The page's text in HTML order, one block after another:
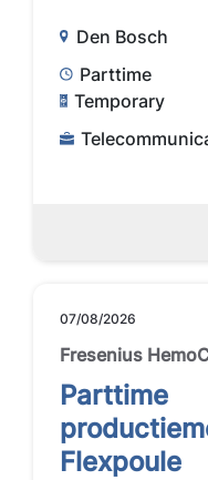
Den Bosch
Parttime
Temporary
07/08/2026
Fresenius
Parttime
Flexpoule